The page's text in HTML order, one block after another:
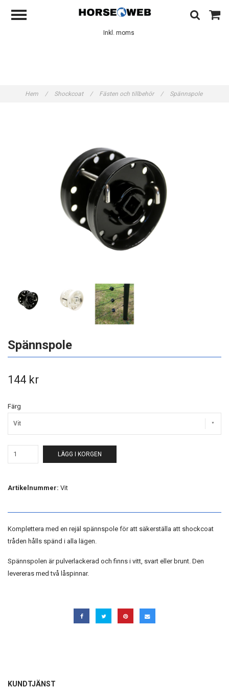
Inkl. moms
Hem / Shockcoat / Fästen och tillbehör / Spännspole
Spännspole
144 kr
Färg
Vit
LÄGG I KORGEN
Artikelnummer: Vit
Komplettera med en rejäl spännspole för att säkerställa att shockcoat
tråden hålls spänd i alla lägen.
Spännspolen är pulverlackerad och finns i vitt, svart eller brunt. Den
levereras med två låspinnar.
KUNDTJÄNST